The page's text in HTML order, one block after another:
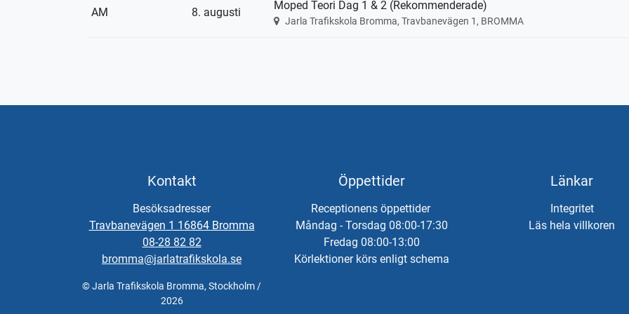
AM 8. augusti
Moped Teori Dag 1 & 2 (Rekommenderade)
Jarla Trafikskola Bromma, Travbanevägen 1, BROMMA
Kontakt
Besöksadresser
Travbanevägen 1 16864 Bromma
08-28 82 82
bromma@jarlatrafikskola.se
© Jarla Trafikskola Bromma, Stockholm /
2026
Öppettider
Receptionens öppettider
Måndag - Torsdag 08:00-17:30
Fredag 08:00-13:00
Körlektioner körs enligt schema
Länkar
Integritet
Läs hela villkoren